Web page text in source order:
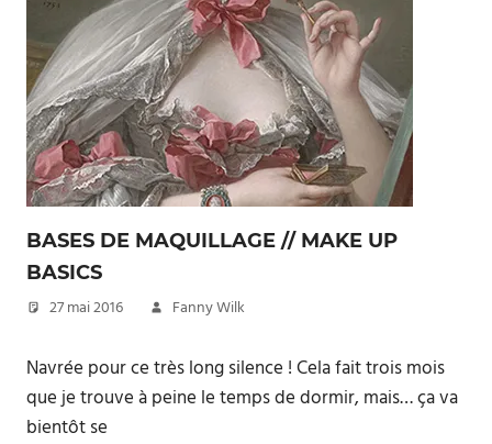
BASES DE MAQUILLAGE // MAKE UP
BASICS
27 mai 2016 Fanny Wilk
Navrée pour ce très long silence ! Cela fait trois mois
que je trouve à peine le temps de dormir, mais… ça va
bientôt se